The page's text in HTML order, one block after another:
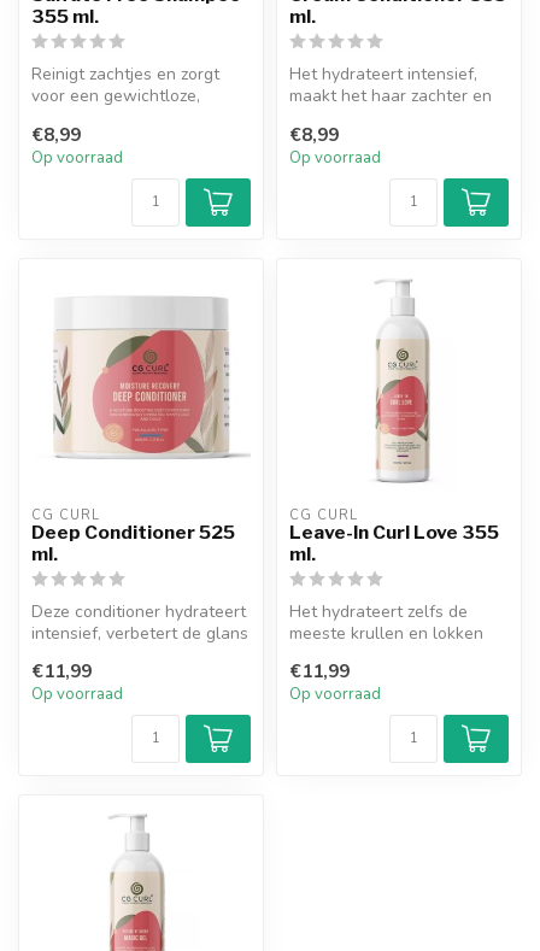
355 ml.
Reinigt zachtjes en zorgt
voor een gewichtloze,
Hydrateer...
€8,99
Op voorraad
ml.
Het hydrateert intensief,
maakt het haar zachter en
kru...
€8,99
Op voorraad
CG CURL
Deep Conditioner 525
ml.
Deze conditioner hydrateert
intensief, verbetert de glans
€11,99
Op voorraad
CG CURL
Leave-In Curl Love 355
ml.
Het hydrateert zelfs de
meeste krullen en lokken
zij...
€11,99
Op voorraad